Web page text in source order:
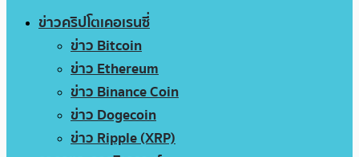
ข่าวคริปโตเคอเรนซี่
ข่าว Bitcoin
ข่าว Ethereum
ข่าว Binance Coin
ข่าว Dogecoin
ข่าว Ripple (XRP)